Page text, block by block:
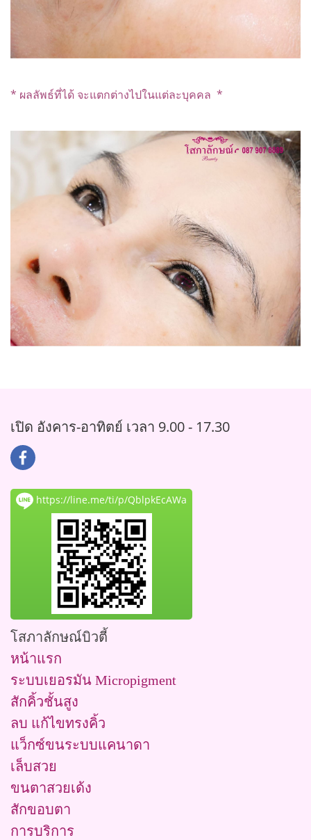
* ผลลัพธ์ที่ได้ จะแตกต่างไปในแต่ละบุคคล *
เปิด อังคาร-อาทิตย์ เวลา 9.00 - 17.30
https://line.me/ti/p/QblpkEcAWa
โสภาลักษณ์บิวตี้
หน้าแรก
ระบบเยอรมัน Micropigment
สักคิ้วชั้นสูง
ลบ แก้ไขทรงคิ้ว
แว็กซ์ขนระบบแคนาดา
เล็บสวย
ขนตาสวยเด้ง
สักขอบตา
การบริการ